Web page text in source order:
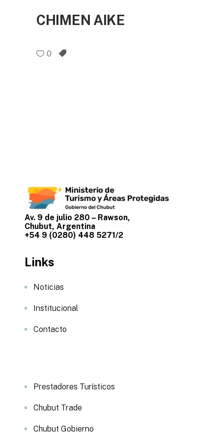
CHIMEN AIKE
0
Av. 9 de julio 280 – Rawson,
Chubut, Argentina
+54 9 (0280) 448 5271/2
Links
Noticias
Institucional
Contacto
Prestadores Turísticos
Chubut Trade
Chubut Gobierno